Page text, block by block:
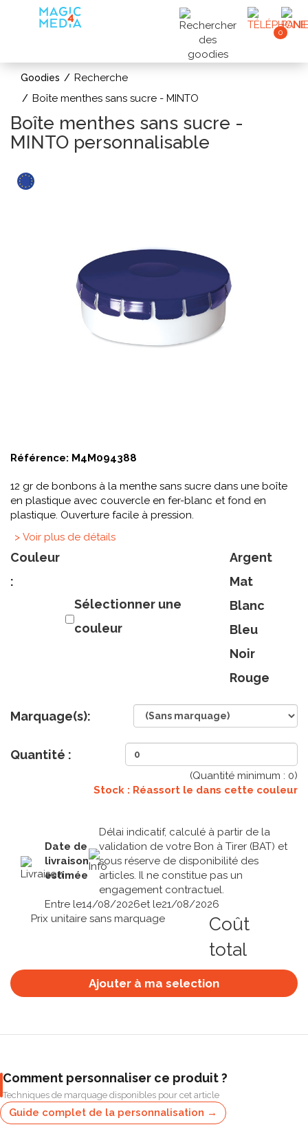
0
Goodies
Recherche
Boîte menthes sans sucre - MINTO
Boîte menthes sans sucre -
MINTO personnalisable
Référence: M4M094388
12 gr de bonbons à la menthe sans sucre dans une boîte
en plastique avec couvercle en fer-blanc et fond en
plastique. Ouverture facile à pression.
> Voir plus de détails
Couleur
:
Sélectionner une
couleur
Argent
Mat
Blanc
Bleu
Noir
Rouge
Marquage(s):
Quantité :
(Quantité minimum : 0)
Stock : Réassort le dans cette couleur
Date de
livraison
estimée
Délai indicatif, calculé à partir de la
validation de votre Bon à Tirer (BAT) et
sous réserve de disponibilité des
articles. Il ne constitue pas un
engagement contractuel.
Entre le14/08/2026et le21/08/2026
Prix unitaire sans marquage
Coût
total
Ajouter à ma selection
Comment personnaliser ce produit ?
Techniques de marquage disponibles pour cet article
Guide complet de la personnalisation →